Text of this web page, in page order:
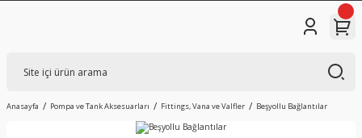
Anasayfa Pompa ve Tank Aksesuarları Fittings, Vana ve Valfler Beşyollu Bağlantılar